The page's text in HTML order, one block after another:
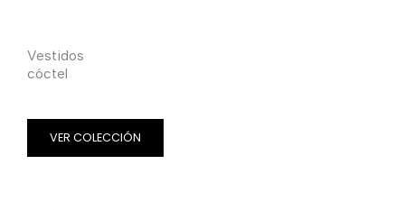
Vestidos
cóctel
VER COLECCIÓN